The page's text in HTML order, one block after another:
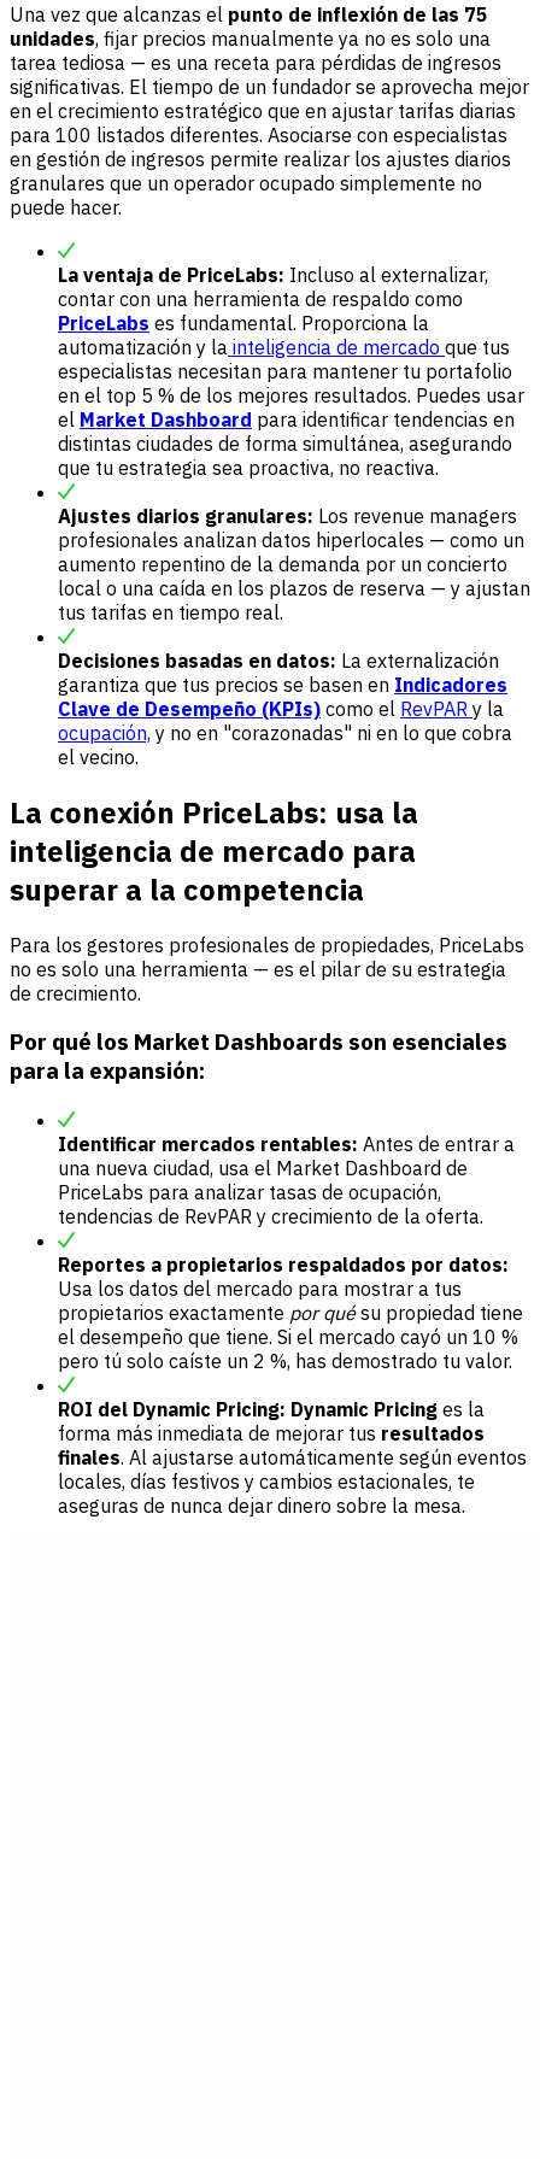
Una vez que alcanzas el punto de inflexión de las 75
unidades, fijar precios manualmente ya no es solo una
tarea tediosa — es una receta para pérdidas de ingresos
significativas. El tiempo de un fundador se aprovecha mejor
en el crecimiento estratégico que en ajustar tarifas diarias
para 100 listados diferentes. Asociarse con especialistas
en gestión de ingresos permite realizar los ajustes diarios
granulares que un operador ocupado simplemente no
puede hacer.
La ventaja de PriceLabs: Incluso al externalizar,
contar con una herramienta de respaldo como
PriceLabs es fundamental. Proporciona la
automatización y la inteligencia de mercado que tus
especialistas necesitan para mantener tu portafolio
en el top 5 % de los mejores resultados. Puedes usar
el Market Dashboard para identificar tendencias en
distintas ciudades de forma simultánea, asegurando
que tu estrategia sea proactiva, no reactiva.
Ajustes diarios granulares: Los revenue managers
profesionales analizan datos hiperlocales — como un
aumento repentino de la demanda por un concierto
local o una caída en los plazos de reserva — y ajustan
tus tarifas en tiempo real.
Decisiones basadas en datos: La externalización
garantiza que tus precios se basen en Indicadores
Clave de Desempeño (KPIs) como el RevPAR y la
ocupación, y no en "corazonadas" ni en lo que cobra
el vecino.
La conexión PriceLabs: usa la
inteligencia de mercado para
superar a la competencia
Para los gestores profesionales de propiedades, PriceLabs
no es solo una herramienta — es el pilar de su estrategia
de crecimiento.
Por qué los Market Dashboards son esenciales
para la expansión:
Identificar mercados rentables: Antes de entrar a
una nueva ciudad, usa el Market Dashboard de
PriceLabs para analizar tasas de ocupación,
tendencias de RevPAR y crecimiento de la oferta.
Reportes a propietarios respaldados por datos:
Usa los datos del mercado para mostrar a tus
propietarios exactamente por quésu propiedad tiene
el desempeño que tiene. Si el mercado cayó un 10 %
pero tú solo caíste un 2 %, has demostrado tu valor.
ROI del Dynamic Pricing: Dynamic Pricing es la
forma más inmediata de mejorar tus resultados
finales. Al ajustarse automáticamente según eventos
locales, días festivos y cambios estacionales, te
aseguras de nunca dejar dinero sobre la mesa.